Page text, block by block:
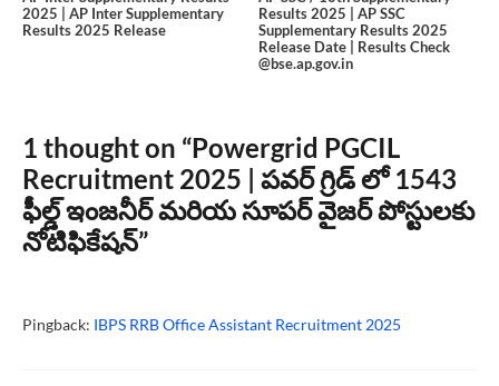
2025 | AP Inter Supplementary
Results 2025 Release
Results 2025 | AP SSC
Supplementary Results 2025
Release Date | Results Check
@bse.ap.gov.in
1 thought on “Powergrid PGCIL
Recruitment 2025 | పవర్ గ్రిడ్ లో 1543
ఫీల్డ్ ఇంజనీర్ మరియ సూపర్ వైజర్ పోస్టులకు
నోటిఫికేషన్”
Pingback: IBPS RRB Office Assistant Recruitment 2025